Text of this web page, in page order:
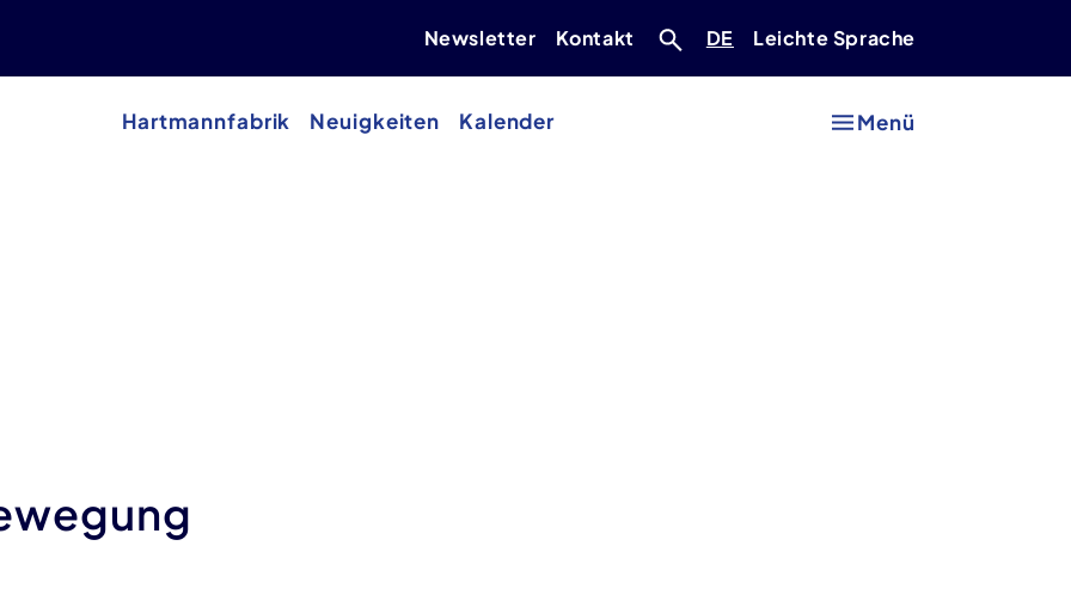
Newsletter Kontakt Deutsch
DE Leichte Sprache
Hartmannfabrik Neuigkeiten Kalender Menü